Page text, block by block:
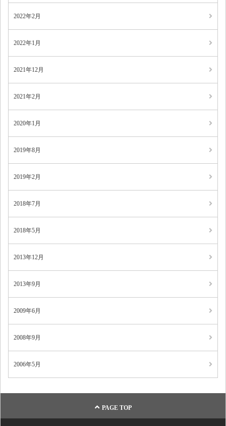
2022年2月
2022年1月
2021年12月
2021年2月
2020年1月
2019年8月
2019年2月
2018年7月
2018年5月
2013年12月
2013年9月
2009年6月
2008年9月
2006年5月
PAGE TOP